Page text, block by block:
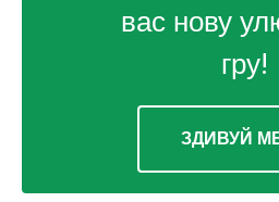
вас нову
гру!
ЗДИВУЙ